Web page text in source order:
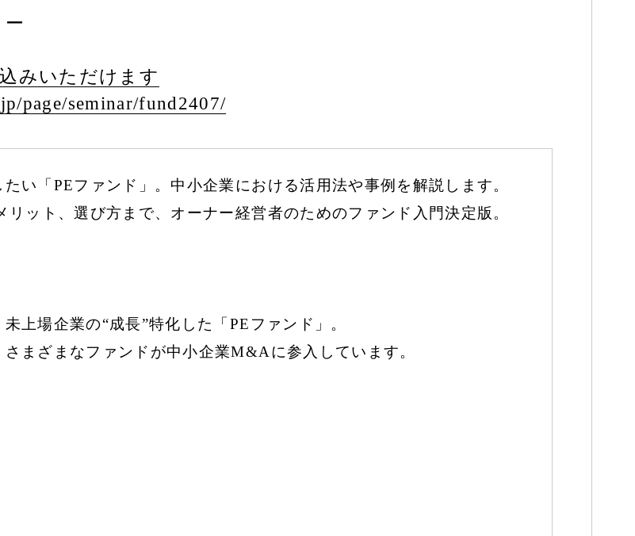
みいただけます
page/seminar/fund2407/
い「PEファンド」。中小企業における活用法や事例を解説します。
ット、選び方まで、オーナー経営者のためのファンド入門決定版。
上場企業の“成長”特化した「PEファンド」。
まざまなファンドが中小企業M&Aに参入しています。